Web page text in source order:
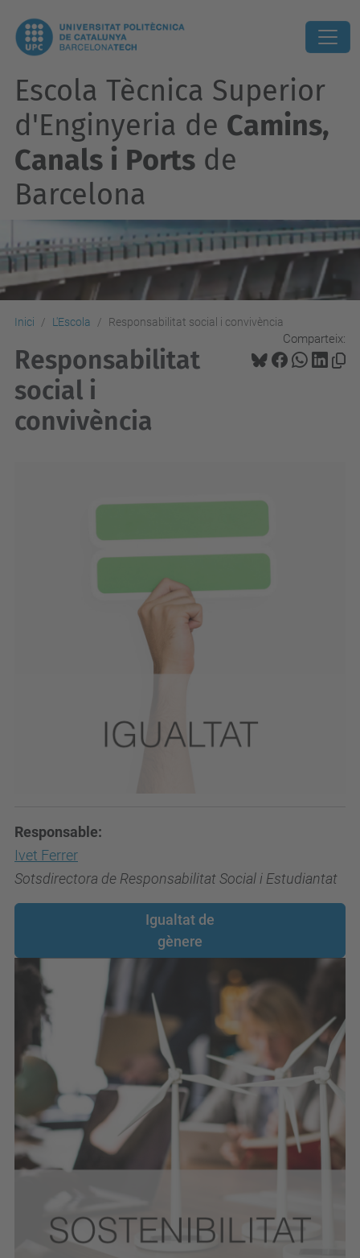
Escola Tècnica Superior
d'Enginyeria de Camins,
Canals i Ports de
Barcelona
Inici L'Escola Responsabilitat social i convivència
Comparteix:
Responsabilitat
social i
convivència
Responsable:
Ivet Ferrer
Sotsdirectora de Responsabilitat Social i Estudiantat
Igualtat de
gènere